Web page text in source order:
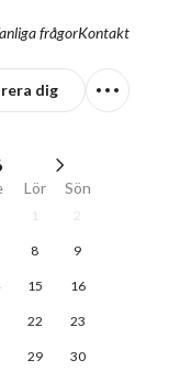
frågorKontakt
dig
Lör Sön
1 2
8 9
15 16
22 23
29 30